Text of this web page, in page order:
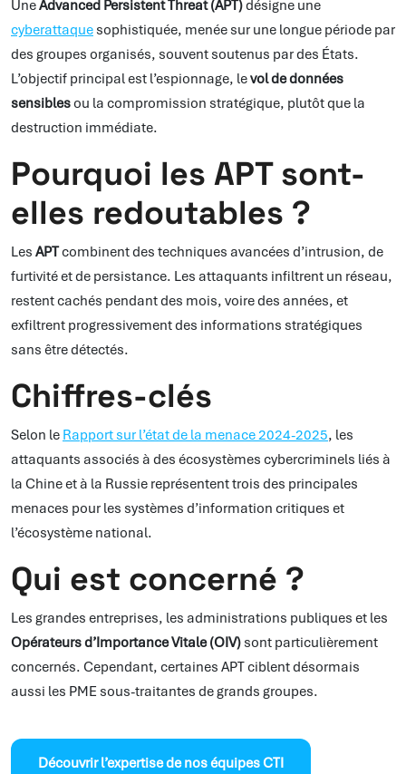
UneAdvanced Persistent Threat (APT)désigne une
cyberattaque sophistiquée, menée sur une longue période par
des groupes organisés, souvent soutenus par des États.
L’objectif principal est l’espionnage, levol de données
sensiblesou la compromission stratégique, plutôt que la
destruction immédiate.
Pourquoi les APT sont-
elles redoutables ?
Les APTcombinent des techniques avancées d’intrusion, de
furtivité et de persistance. Les attaquants infiltrent un réseau,
restent cachés pendant des mois, voire des années, et
exfiltrent progressivement des informations stratégiques
sans être détectés.
Chiffres-clés
Selon le Rapport sur l’état de la menace 2024-2025, les
attaquants associés à des écosystèmes cybercriminels liés à
la Chine et à la Russie représentent trois des principales
menaces pour les systèmes d’information critiques et
l’écosystème national.
Qui est concerné ?
Les grandes entreprises, les administrations publiques et les
Opérateurs d’Importance Vitale (OIV) sont particulièrement
concernés. Cependant, certaines APT ciblent désormais
aussi les PME sous-traitantes de grands groupes.
Découvrir l’expertise de nos équipes CTI